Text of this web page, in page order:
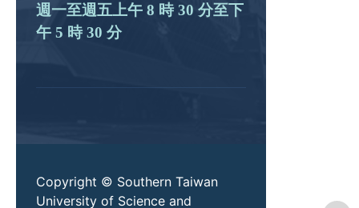
週一至週五上午 8 時 30 分至下
午 5 時 30 分
Copyright © Southern Taiwan
University of Science and